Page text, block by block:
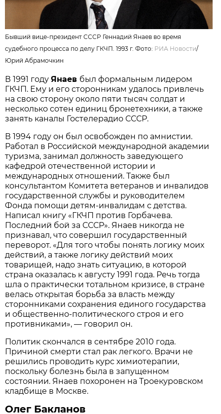
Бывший вице-президент СССР Геннадий Янаев во время
судебного процесса по делу ГКЧП. 1993 г. Фото: РИА Новости/
Юрий Абрамочкин
В 1991 годуЯнаев был формальным лидером
ГКЧП. Ему и его сторонникам удалось привлечь
на свою сторону около пяти тысяч солдат и
несколько сотен единиц бронетехники, а также
занять каналы Гостелерадио СССР.
В 1994 году он был освобожден по амнистии.
Работал в Российской международной академии
туризма, занимал должность заведующего
кафедрой отечественной истории и
международных отношений. Также был
консультантом Комитета ветеранов и инвалидов
государственной службы и руководителем
Фонда помощи детям-инвалидам с детства.
Написал книгу «ГКЧП против Горбачева.
Последний бой за СССР». Янаев никогда не
признавал, что совершил государственный
переворот. «Для того чтобы понять логику моих
действий, а также логику действий моих
товарищей, надо знать ситуацию, в которой
страна оказалась к августу 1991 года. Речь тогда
шла о практически тотальном кризисе, в стране
велась открытая борьба за власть между
сторонниками сохранения единого государства
и общественно-политического строя и его
противниками», — говорил он.
Политик скончался в сентябре 2010 года.
Причиной смерти стал рак легкого. Врачи не
решились проводить курс химиотерапии,
поскольку болезнь была в запущенном
состоянии. Янаев похоронен на Троекуровском
кладбище в Москве.
Олег Бакланов